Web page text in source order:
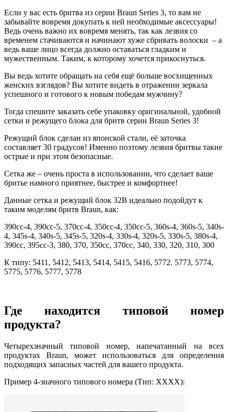
Если у вас есть бритва из серии Braun Series 3, то вам не
забывайте вовремя докупать к ней необходимые аксессуары!
Ведь очень важно их вовремя менять, так как лезвия со
временем стачиваются и начинают хуже сбривать волоски – а
ведь ваше лицо всегда должно оставаться гладким и
мужественным. Таким, к которому хочется прикоснуться.
Вы ведь хотите обращать на себя ещё больше восхищенных
женских взглядов? Вы хотите видеть в отражении зеркала
успешного и готового к новым победам мужчину?
Тогда спешите заказать себе упаковку оригинальной, удобной
сетки и режущего блока для бритв серии Braun Series 3!
Режущий блок сделан из японской стали, её заточка
составляет 30 градусов! Именно поэтому лезвия бритвы такие
острые и при этом безопасные.
Сетка же – очень проста в использовании, что сделает ваше
бритье намного приятнее, быстрее и комфортнее!
Данные сетка и режущий блок 32B идеально подойдут к
таким моделям бритв Braun, как:
390cc-4, 390cc-5, 370cc-4, 350cc-4, 350cc-5, 360s-4, 360s-5, 340s-
4, 345s-4, 340s-5, 345s-5, 320s-4, 330s-4, 320s-5, 330s-5, 380s-4,
390cc, 395cc-3, 380, 370, 350cc, 370cc, 340, 330, 320, 310, 300
К типу: 5411, 5412, 5413, 5414, 5415, 5416, 5772. 5773, 5774,
5775, 5776, 5777, 5778
Где находится типовой номер
продукта?
Четырехзначный типовой номер, напечатанный на всех
продуктах Braun, может использоваться для определения
подходящих запасных частей для вашего продукта.
Пример 4-значного типового номера (Тип: XXXX):